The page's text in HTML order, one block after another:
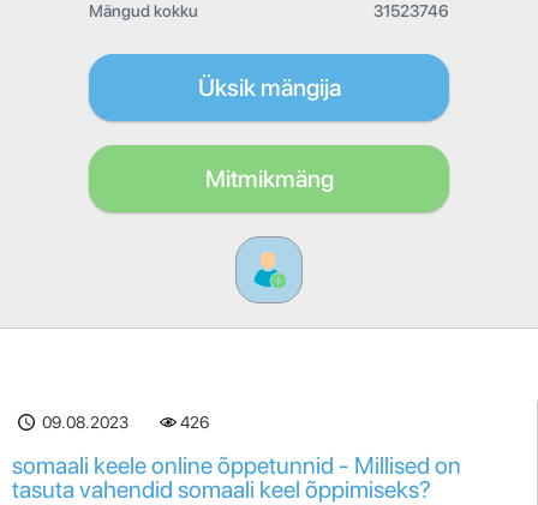
Mängud kokku 31523746
Üksik mängija
Mitmikmäng
09.08.2023 426
somaali keele online õppetunnid - Millised on
tasuta vahendid somaali keel õppimiseks?